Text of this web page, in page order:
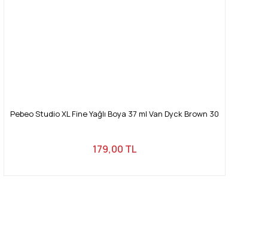
Pebeo Studio XL Fine Yağlı Boya 37 ml Van Dyck Brown 30
179,00 TL